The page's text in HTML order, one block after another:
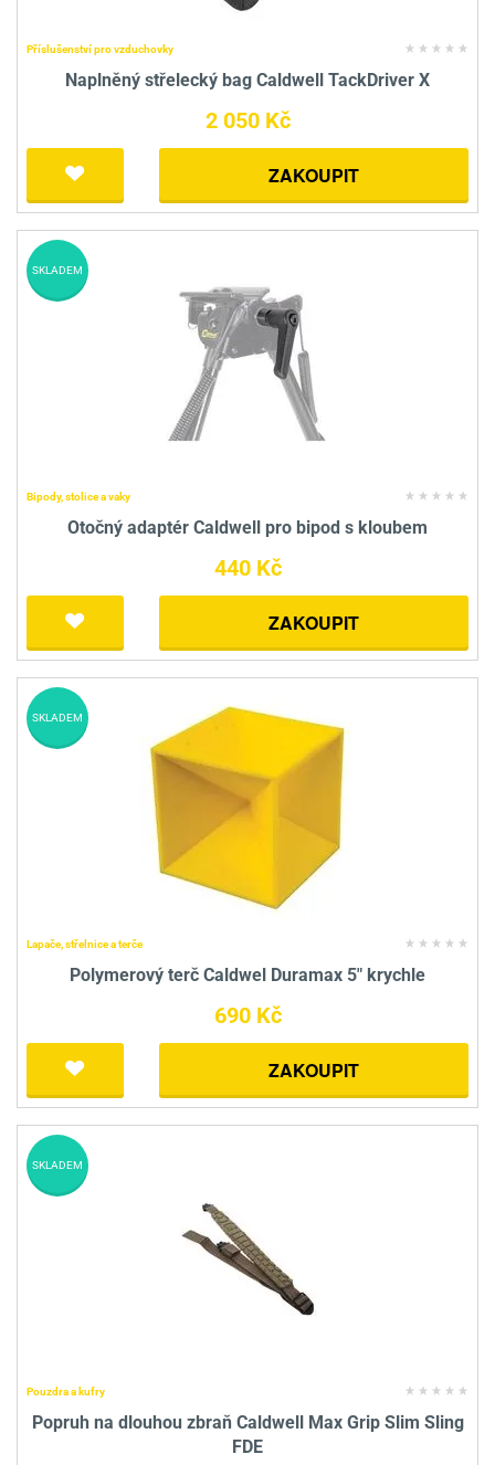
Příslušenství pro vzduchovky
Naplněný střelecký bag Caldwell TackDriver X
2 050 Kč
ZAKOUPIT
Bipody, stolice a vaky
Otočný adaptér Caldwell pro bipod s kloubem
440 Kč
ZAKOUPIT
SKLADEM
Lapače, střelnice a terče
Polymerový terč Caldwel Duramax 5" krychle
690 Kč
ZAKOUPIT
SKLADEM
Pouzdra a kufry
Popruh na dlouhou zbraň Caldwell Max Grip Slim Sling
FDE
SKLADEM